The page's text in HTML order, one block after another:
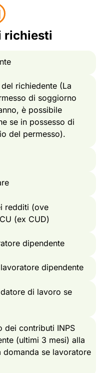
richiesti
richiedente (La
di soggiorno
è possibile
se in possesso di
del permesso).
redditi (ove
(ex CUD)
dipendente
dipendente
di lavoro se
dei contributi INPS
(ultimi 3 mesi) alla
se lavoratore